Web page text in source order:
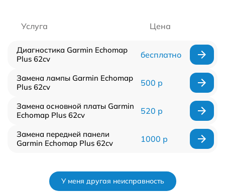
Услуга Цена
Диагностика Garmin Echomap
Plus 62cv
бесплатно
Замена лампы Garmin Echomap
Plus 62cv
500 р
Замена основной платы Garmin
Echomap Plus 62cv
520 р
Замена передней панели
Garmin Echomap Plus 62cv
1000 р
У меня другая неисправность